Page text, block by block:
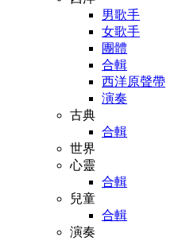
男歌手
女歌手
團體
合輯
西洋原聲帶
演奏
古典
合輯
世界
心靈
合輯
兒童
合輯
演奏